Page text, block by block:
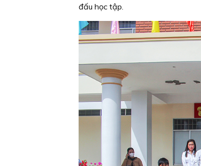
đấu học tập.